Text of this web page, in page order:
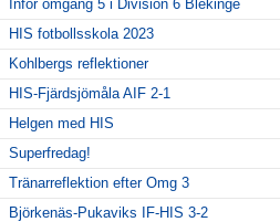
Inför omgång 5 i Division 6 Blekinge
HIS fotbollsskola 2023
Kohlbergs reflektioner
HIS-Fjärdsjömåla AIF 2-1
Helgen med HIS
Superfredag!
Tränarreflektion efter Omg 3
Björkenäs-Pukaviks IF-HIS 3-2